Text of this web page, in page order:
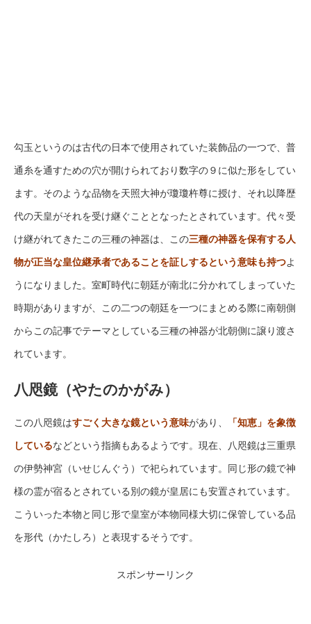
勾玉というのは古代の日本で使用されていた装飾品の一つで、普
通糸を通すための穴が開けられており数字の９に似た形をしてい
ます。そのような品物を天照大神が瓊瓊杵尊に授け、それ以降歴
代の天皇がそれを受け継ぐこととなったとされています。代々受
け継がれてきたこの三種の神器は、この三種の神器を保有する人
物が正当な皇位継承者であることを証しするという意味も持つよ
うになりました。室町時代に朝廷が南北に分かれてしまっていた
時期がありますが、この二つの朝廷を一つにまとめる際に南朝側
からこの記事でテーマとしている三種の神器が北朝側に譲り渡さ
れています。
八咫鏡（やたのかがみ）
この八咫鏡はすごく大きな鏡という意味があり、 「知恵」を象徴
しているなどという指摘もあるようです。現在、八咫鏡は三重県
の伊勢神宮（いせじんぐう）で祀られています。同じ形の鏡で神
様の霊が宿るとされている別の鏡が皇居にも安置されています。
こういった本物と同じ形で皇室が本物同様大切に保管している品
を形代（かたしろ）と表現するそうです。
スポンサーリンク